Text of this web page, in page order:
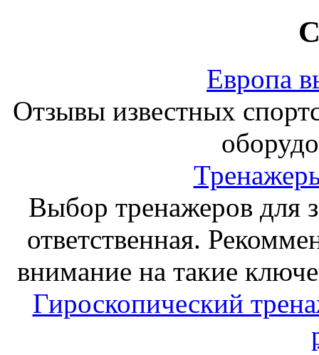
Европа
Отзывы известных
Выбор тренажеров для
ответственная.
внимание на такие
Гироскопический